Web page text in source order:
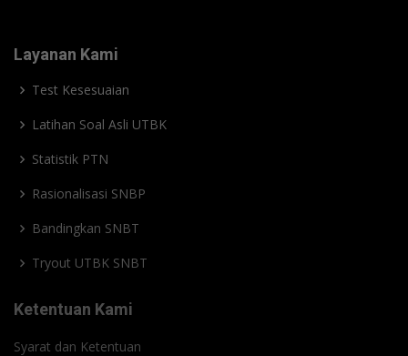
Layanan Kami
Test Kesesuaian
Latihan Soal Asli UTBK
Statistik PTN
Rasionalisasi SNBP
Bandingkan SNBT
Tryout UTBK SNBT
Ketentuan Kami
Syarat dan Ketentuan